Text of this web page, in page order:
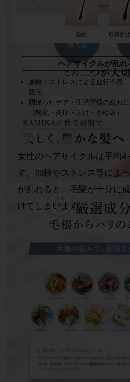
ヘアサイクルが乱
加齢・ストレスによる血行不良
変化
間違ったケア・生活習慣の乱れ
（酸化・炎症・ふけ・かゆみ）
女性のヘアサイクルは平均4
す。 加齢やストレス等によ
が乱れると、毛髪が十分に
けてしまいます。